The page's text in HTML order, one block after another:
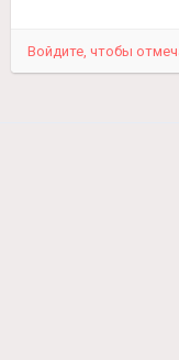
Войдите, чтобы